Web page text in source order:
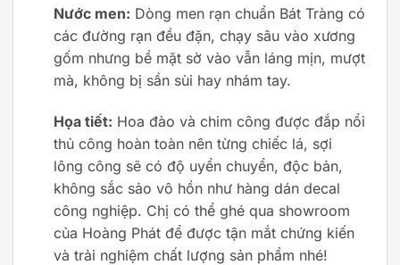
Nước men: Dòng men rạn chuẩn Bát Tràng có
các đường rạn đều đặn, chạy sâu vào xương
gốm nhưng bề mặt sờ vào vẫn láng mịn, mượt
mà, không bị sần sùi hay nhám tay.
Họa tiết: Hoa đào và chim công được đắp nổi
thủ công hoàn toàn nên từng chiếc lá, sợi
lông công sẽ có độ uyển chuyển, độc bản,
không sắc sảo vô hồn như hàng dán decal
công nghiệp. Chị có thể ghé qua showroom
của Hoàng Phát để được tận mắt chứng kiến
và trải nghiệm chất lượng sản phẩm nhé!